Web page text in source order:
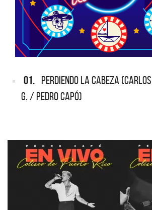
01. PERDIENDO LA CABEZA
G. / PEDRO CAPÓ)